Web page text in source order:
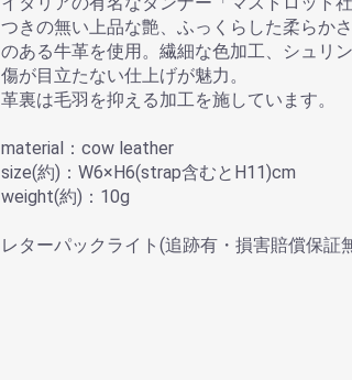
つきの無い上品な艶、ふっくらした柔らか
のある牛革を使用。繊細な色加工、シュリ
傷が目立たない仕上げが魅力。
革裏は毛羽を抑える加工を施しています。
material：cow leather
size(約)：W6×H6(strap含むとH11)cm
weight(約)：10g
レターパックライト(追跡有・損害賠償保証